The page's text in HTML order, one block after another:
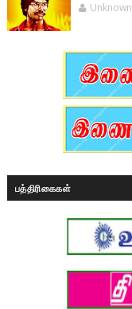
Unknown
பத்திரிகைகள்